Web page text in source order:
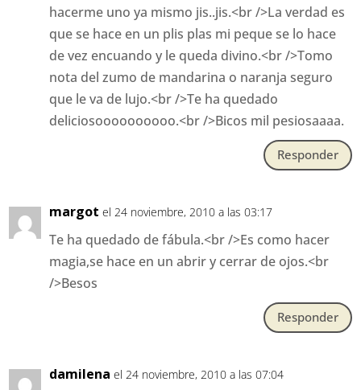
hacerme uno ya mismo jis..jis.<br />La verdad es
que se hace en un plis plas mi peque se lo hace
de vez encuando y le queda divino.<br />Tomo
nota del zumo de mandarina o naranja seguro
que le va de lujo.<br />Te ha quedado
deliciosoooooooooo.<br />Bicos mil pesiosaaaa.
Responder
margot el 24 noviembre, 2010 a las 03:17
Te ha quedado de fábula.<br />Es como hacer
magia,se hace en un abrir y cerrar de ojos.<br
/>Besos
Responder
damilena el 24 noviembre, 2010 a las 07:04